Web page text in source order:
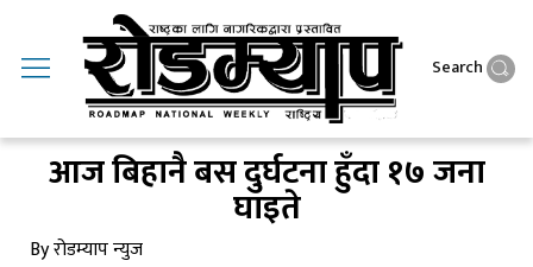
Search
आज बिहानै बस दुर्घटना हुँदा १७ जना
घाइते
By रोडम्याप न्युज